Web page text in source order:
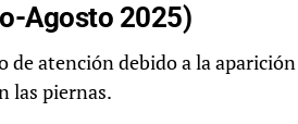
Agosto 2025)
de atención debido a la aparición
las piernas.